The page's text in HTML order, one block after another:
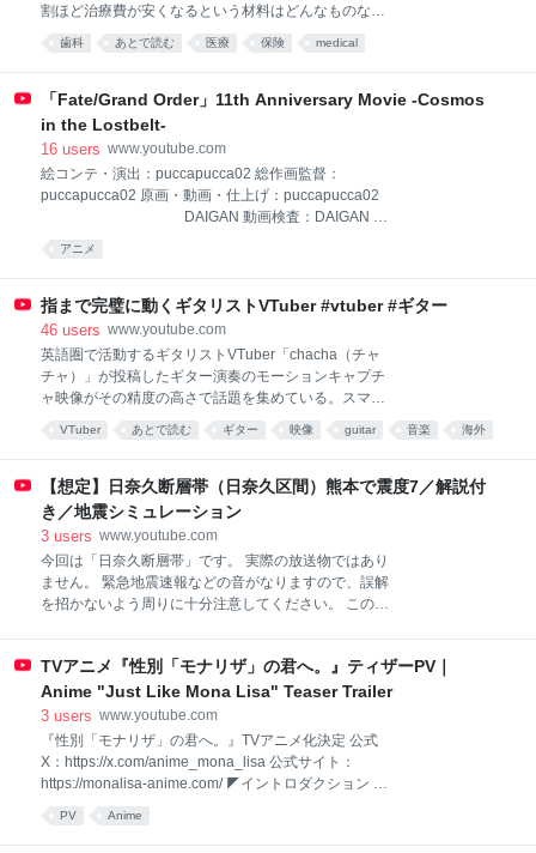
https://www.nintendo.com/jp/games/switch2/aacsa/ind
ex.html 【ニンテンドース
割ほど治療費が安くなるという材料はどんなものなの
でしょうか。 ■歯科技工士の負担軽減に まるで本物
の歯のような自然な白さ。実はこれ、樹脂製のブロッ
高知に本社を構える歯科材料メーカーです。
YAMAKIN 加藤喬大主席研究員 「材料の中心、補強
材料としてガラス繊維製で作られた芯棒を配置してい
発したという両方を合わせてSHIN－BOW（シンボ
ー）という製品名になっている。歯を失った場合、保
険で白い歯でブリッジが製作可能」 ブリッジ治療と
は、虫歯などで歯を失った場合、その両隣の歯を土台
す。その
歯科 あとで読む 医療 保険 medical
「Fate/Grand Order」11th Anniversary Movie -Cosmos
in the Lostbelt-
16 users www.youtube.com
絵コンテ・演出：puccapucca02 総作画監督：
puccapucca02 原画・動画・仕上げ：puccapucca02
DAIGAN 動画検査：DAIGAN 色
渡辺 一稀 鈴木 里実 千葉 美帆
笠井 美枝 岩熊 茜 阿部 香織
ROLL PROJECT 野辺 勇紀 撮影：OLM
山道 奈保美 佐藤 麻依 折笠 裕子 柚
木脇 達己 3DCG：ROLL PROJECT 吉武 薫
平野 翔吾 川越 裕太 西川 圭 南出
アニメ
指まで完璧に動くギタリストVTuber #vtuber #ギター
46 users www.youtube.com
英語圏で活動するギタリストVTuber「chacha（チャ
チャ）」が投稿したギター演奏のモーションキャプチ
ャ映像がその精度の高さで話題を集めている。スマホ
ゲーム『勝利の女神：NIKKE』のBGM「TRUE
FIREPOWER」を演奏する映像では左手で弦を押さえ
で3D...
VTuber あとで読む ギター 映像 guitar 音楽 海外
【想定】日奈久断層帯（日奈久区間）熊本で震度7／解説付
き／地震シミュレーション
3 users www.youtube.com
今回は「日奈久断層帯」です。 実際の放送物ではあり
ません。 緊急地震速報などの音がなりますので、誤解
を招かないよう周りに十分注意してください。 この映
作：アークエウス お問い合わせはこちらにお願いしま
す↓ support@arckeus.jp ▼X（Twitter）
https://twitter.com/bousai_gensai_?s=21 ▼LINE オー
プンチャット
https://openchat.line.me/scp/3175/16681 ◆参考資料
［解説］ ・布田川断層帯・日奈久断層帯（地震調査研
断層帯のリスクとは（NHK） ・気象庁 報道発表 ［ニ
TVアニメ『性別「モナリザ」の君へ。』ティザーPV｜
Anime "Just Like Mona Lisa" Teaser Trailer
3 users www.youtube.com
『性別「モナリザ」の君へ。』TVアニメ化決定 公式
X：https://x.com/anime_mona_lisa 公式サイト：
https://monalisa-anime.com/ ◤イントロダクション 誰
PV Anime